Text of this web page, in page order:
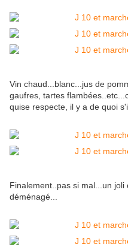
Vin chaud...blanc...jus de
gaufres, tartes
quise respecte, il y a de quoi
Finalement..pas si mal...un
déménagé...